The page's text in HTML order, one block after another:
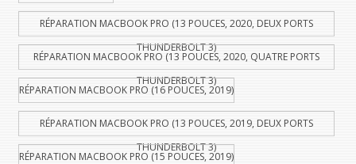
RÉPARATION MACBOOK PRO (13 POUCES, 2020, DEUX PORTS
THUNDERBOLT 3)
RÉPARATION MACBOOK PRO (13 POUCES, 2020, QUATRE PORTS
THUNDERBOLT 3)
RÉPARATION MACBOOK PRO (16 POUCES, 2019)
RÉPARATION MACBOOK PRO (13 POUCES, 2019, DEUX PORTS
THUNDERBOLT 3)
RÉPARATION MACBOOK PRO (15 POUCES, 2019)